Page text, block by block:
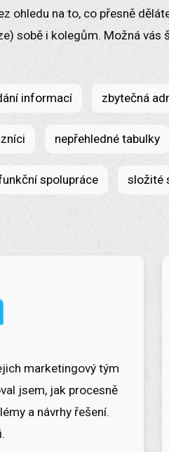
ohledu na to, co přesně
sobě i kolegům. Možná vás
informací zbytečná
nepřehledné tabulky
spolupráce složité
marketingový tým
jsem, jak procesně
a návrhy řešení.